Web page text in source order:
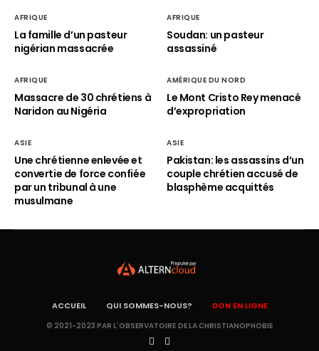
AFRIQUE
La famille d’un pasteur
nigérian massacrée
AFRIQUE
Soudan: un pasteur
assassiné
AFRIQUE
Massacre de 30 chrétiens à
Naridon au Nigéria
AMÉRIQUE DU NORD
Le Mont Cristo Rey menacé
d’expropriation
ASIE
Une chrétienne enlevée et
convertie de force confiée
par un tribunal à une
musulmane
ASIE
Pakistan: les assassins d’un
couple chrétien accusé de
blasphème acquittés
ACCUEIL QUI SOMMES-NOUS? DON EN LIGNE
© 2021-2023 PAR L'OBSERVATOIRE DE LA CHRISTIANOPHOBIE